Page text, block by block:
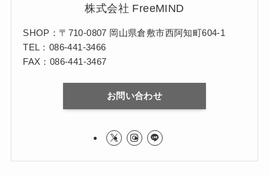
株式会社 FreeMIND
SHOP：〒710-0807 岡山県倉敷市西阿知町604-1
TEL：086-441-3466
FAX：086-441-3467
お問い合わせ